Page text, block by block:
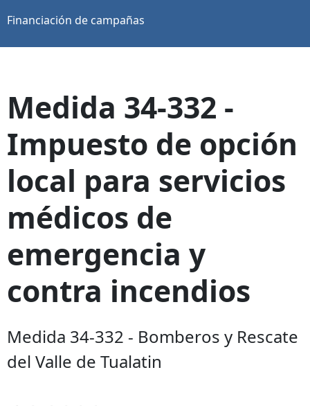
Financiación de campañas
Medida 34-332 -
Impuesto de opción
local para servicios
médicos de
emergencia y
contra incendios
Medida 34-332 - Bomberos y Rescate
del Valle de Tualatin